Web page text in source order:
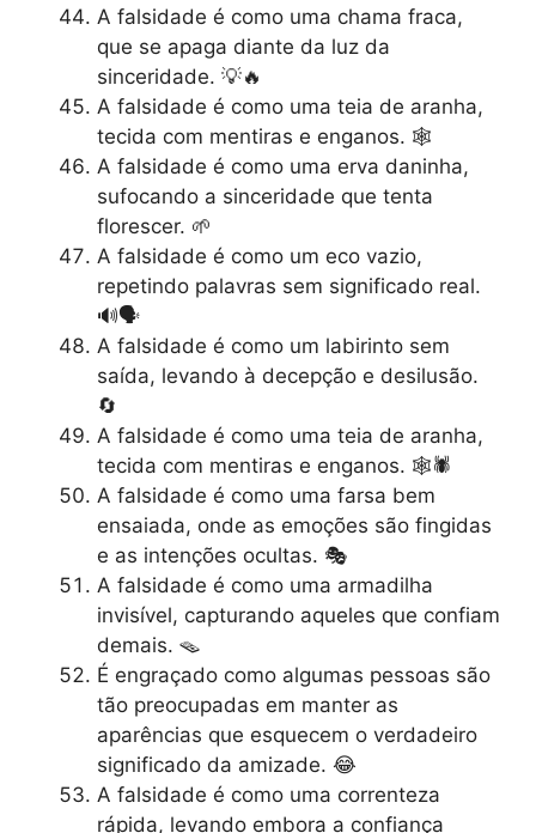
A falsidade é como uma chama fraca,
que se apaga diante da luz da
sinceridade. 💡🔥
A falsidade é como uma teia de aranha,
tecida com mentiras e enganos. 🕸️
A falsidade é como uma erva daninha,
sufocando a sinceridade que tenta
florescer. 🌱
A falsidade é como um eco vazio,
repetindo palavras sem significado real.
🔊🗣️
A falsidade é como um labirinto sem
saída, levando à decepção e desilusão.
🔄
A falsidade é como uma teia de aranha,
tecida com mentiras e enganos. 🕸️🕷️
A falsidade é como uma farsa bem
ensaiada, onde as emoções são fingidas
e as intenções ocultas. 🎭
A falsidade é como uma armadilha
invisível, capturando aqueles que confiam
demais. 🪤
É engraçado como algumas pessoas são
tão preocupadas em manter as
aparências que esquecem o verdadeiro
significado da amizade. 😂
A falsidade é como uma correnteza
rápida, levando embora a confiança